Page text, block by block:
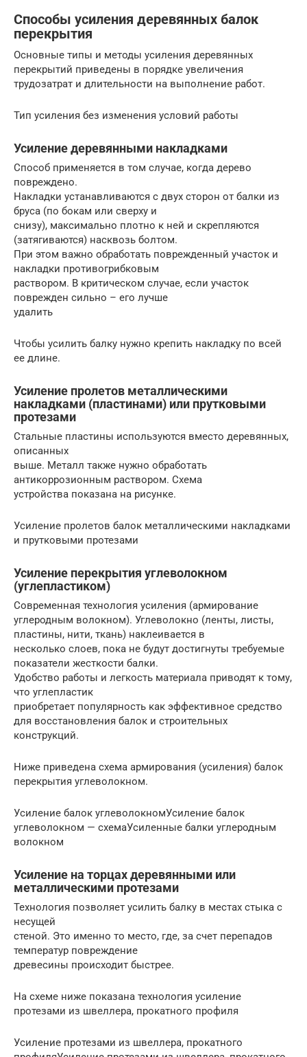
Способы усиления деревянных балок
перекрытия
Основные типы и методы усиления деревянных
перекрытий приведены в порядке увеличения
трудозатрат и длительности на выполнение работ.
Тип усиления без изменения условий работы
Усиление деревянными накладками
Способ применяется в том случае, когда дерево
повреждено.
Накладки устанавливаются с двух сторон от балки из
бруса (по бокам или сверху и
снизу), максимально плотно к ней и скрепляются
(затягиваются) насквозь болтом.
При этом важно обработать поврежденный участок и
накладки противогрибковым
раствором. В критическом случае, если участок
поврежден сильно – его лучше
удалить
Чтобы усилить балку нужно крепить накладку по всей
ее длине.
Усиление пролетов металлическими
накладками (пластинами) или прутковыми
протезами
Стальные пластины используются вместо деревянных,
описанных
выше. Металл также нужно обработать
антикоррозионным раствором. Схема
устройства показана на рисунке.
Усиление пролетов балок металлическими накладками
и прутковыми протезами
Усиление перекрытия углеволокном
(углепластиком)
Современная технология усиления (армирование
углеродным волокном). Углеволокно (ленты, листы,
пластины, нити, ткань) наклеивается в
несколько слоев, пока не будут достигнуты требуемые
показатели жесткости балки.
Удобство работы и легкость материала приводят к тому,
что углепластик
приобретает популярность как эффективное средство
для восстановления балок и строительных
конструкций.
Ниже приведена схема армирования (усиления) балок
перекрытия углеволокном.
Усиление балок углеволокномУсиление балок
углеволокном — схемаУсиленные балки углеродным
волокном
Усиление на торцах деревянными или
металлическими протезами
Технология позволяет усилить балку в местах стыка с
несущей
стеной. Это именно то место, где, за счет перепадов
температур повреждение
древесины происходит быстрее.
На схеме ниже показана технология усиление
протезами из швеллера, прокатного профиля
Усиление протезами из швеллера, прокатного